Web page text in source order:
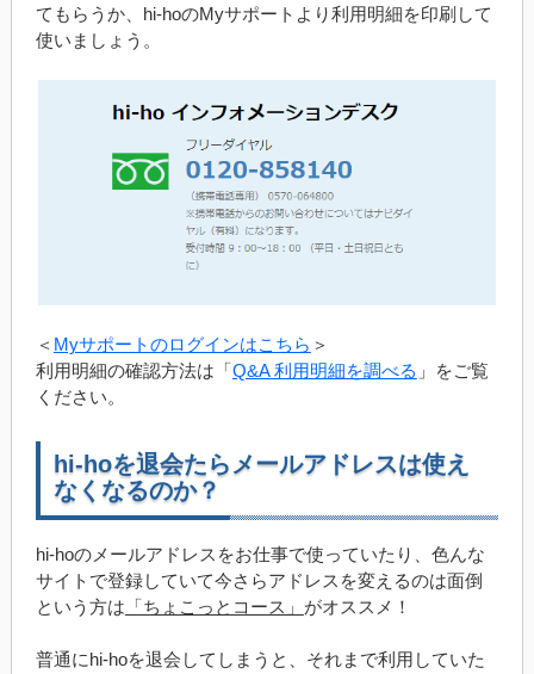
てもらうか、hi-hoのMyサポートより利用明細を印刷して
使いましょう。
＜ Myサポートのログインはこちら ＞
利用明細の確認方法は「Q&A 利用明細を調べる 」をご覧
ください。
hi-hoを退会たらメールアドレスは使え
なくなるのか？
hi-hoのメールアドレスをお仕事で使っていたり、色んな
サイトで登録していて今さらアドレスを変えるのは面倒
という方は 「ちょこっとコース」 がオススメ！
普通にhi-hoを退会してしまうと、それまで利用していた